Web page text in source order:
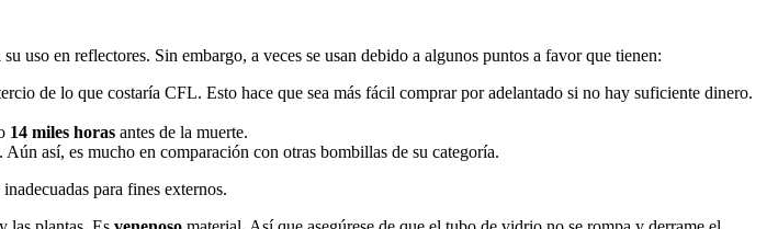
uso en reflectores. Sin embargo, a veces se usan debido a algunos puntos a favor que tienen:
de lo que costaría CFL. Esto hace que sea más fácil comprar por adelantado si no hay suficiente dinero.
14 miles horas antes de la muerte.
así, es mucho en comparación con otras bombillas de su categoría.
para fines externos.